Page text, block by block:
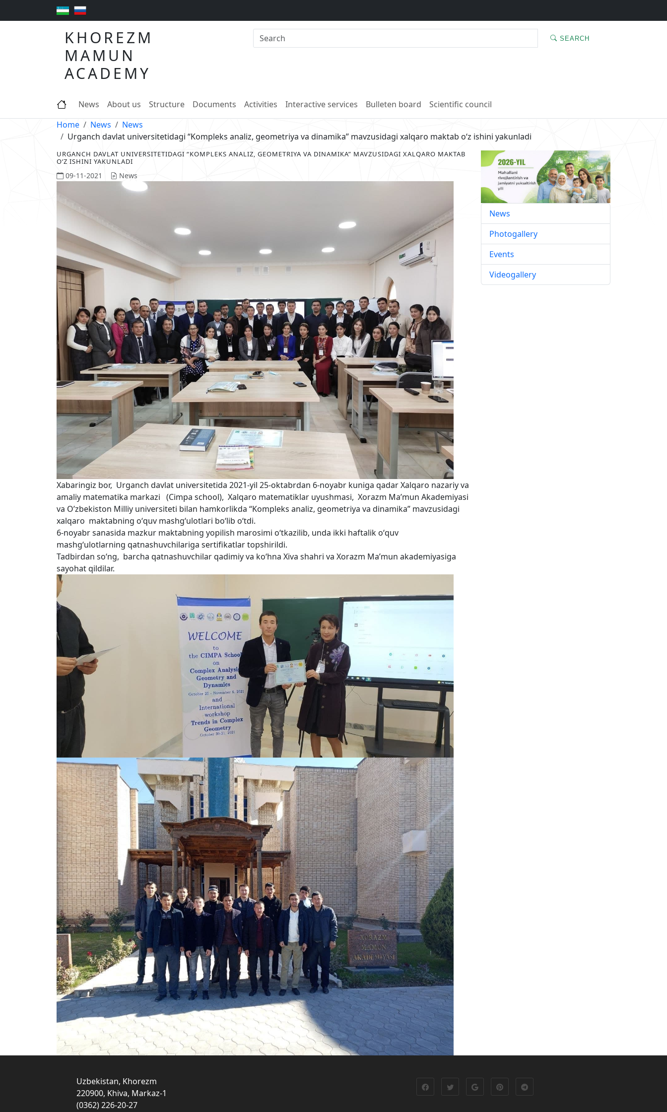
KHOREZM
MAMUN
ACADEMY
SEARCH
News About us Structure Documents Activities Interactive services Bulleten board
Scientific council
Home
News
News
Urganch davlat universitetidagi “Kompleks analiz, geometriya va dinamika” mavzusidagi xalqaro maktab oʻz ishini yakunladi
URGANCH DAVLAT UNIVERSITETIDAGI “KOMPLEKS ANALIZ, GEOMETRIYA VA DINAMIKA” MAVZUSIDAGI XALQARO MAKTAB
OʻZ ISHINI YAKUNLADI
09-11-2021 News
Xabaringiz bor, Urganch davlat universitetida 2021-yil 25-oktabrdan 6-noyabr kuniga qadar Xalqaro nazariy va
amaliy matematika markazi (Cimpa school), Xalqaro matematiklar uyushmasi, Xorazm Ma’mun Akademiyasi
va O’zbekiston Milliy universiteti bilan hamkorlikda “Kompleks analiz, geometriya va dinamika” mavzusidagi
xalqaro maktabning oʻquv mashgʻulotlari boʻlib oʻtdi.
6-noyabr sanasida mazkur maktabning yopilish marosimi oʻtkazilib, unda ikki haftalik oʻquv
mashgʻulotlarning qatnashuvchilariga sertifikatlar topshirildi.
Tadbirdan soʻng, barcha qatnashuvchilar qadimiy va koʻhna Xiva shahri va Xorazm Maʼmun akademiyasiga
sayohat qildilar.
News
Photogallery
Events
Videogallery
Uzbekistan, Khorezm
220900, Khiva, Markaz-1
(0362) 226-20-27